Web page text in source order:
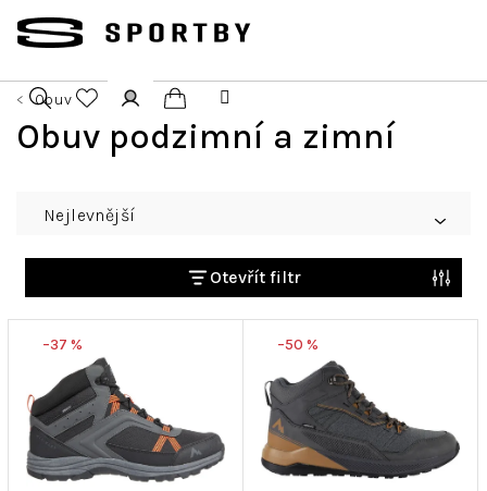
obsah
Hledat PřihlášeníNákupní
Obuv
Obuv podzimní a zimní
z
o
d
u
Nejlevnější
Otevřít filtr
s
p
–37 % –50 %